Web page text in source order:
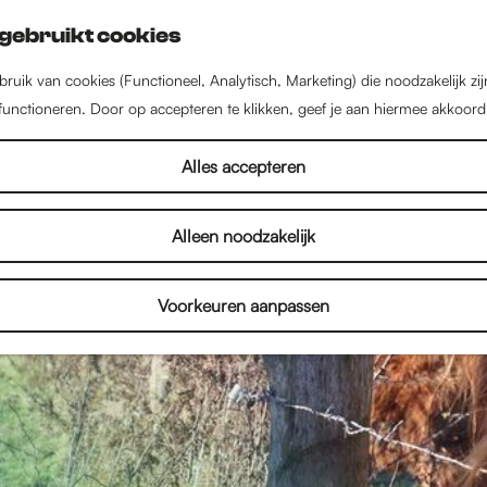
cookies
van cookies (Functioneel, Analytisch, Marketing) die noodzakelijk
Door op accepteren te klikken, geef je aan hiermee
Alles accepteren
Alleen noodzakelijk
Voorkeuren aanpassen